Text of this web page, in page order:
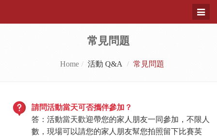
常見問題
Home 活動 Q&A 常見問題
請問活動當天可否攜伴參加？
答：活動當天歡迎帶您的家人朋友一同參加，不限人
數，現場可以請您的家人朋友幫您拍照留下比賽英